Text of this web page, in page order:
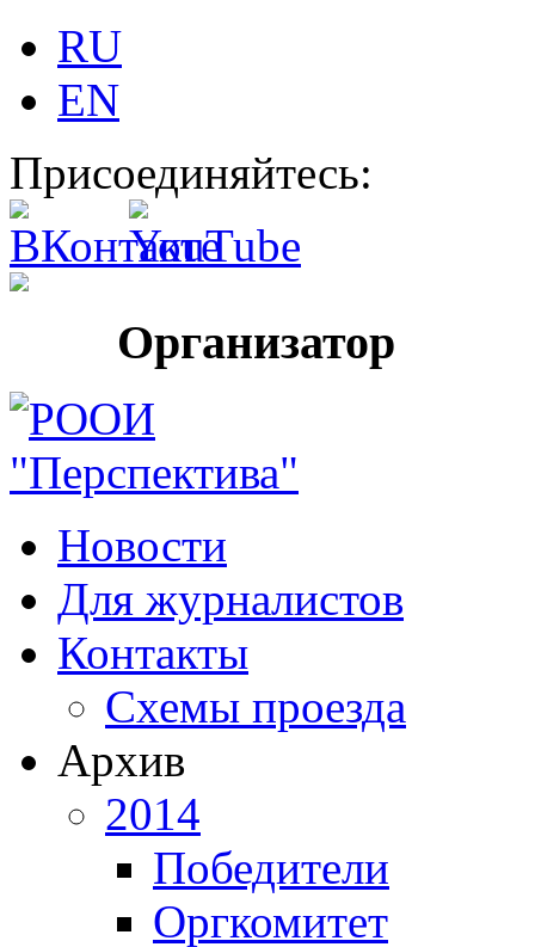
RU
EN
Присоединяйтесь:
Организатор
Новости
Для журналистов
Контакты
Схемы проезда
Архив
2014
Победители
Оргкомитет